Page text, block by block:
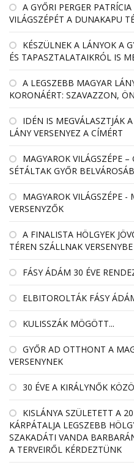
A GYŐRI PERGER
VILÁGSZÉPÉT A DUNAKAPU
KÉSZÜLNEK A LÁNYOK A
ÉS TAPASZTALATAIKRÓL IS
A LEGSZEBB MAGYAR
KORONÁÉRT: SZAVAZZON,
IDÉN IS MEGVÁLASZTJÁK
LÁNY VERSENYEZ A CÍMÉRT
MAGYAROK VILÁGSZÉPE
SÉTÁLTAK GYŐR
MAGYAROK VILÁGSZÉPE -
VERSENYZŐK
A FINALISTA HÖLGYEK
TÉREN SZÁLLNAK
FÁSY ÁDÁM 30 ÉVE
ELBITOROLTÁK FÁSY
KULISSZÁK MÖGÖTT...
GYŐR AD OTTHONT A
VERSENYNEK
30 ÉVE A KIRÁLYNŐK
KISLÁNYA SZÜLETETT A
KÁRPÁTALJA LEGSZEBB
SZAKADÁTI VANDA
A TERVEIRŐL KÉRDEZTÜNK